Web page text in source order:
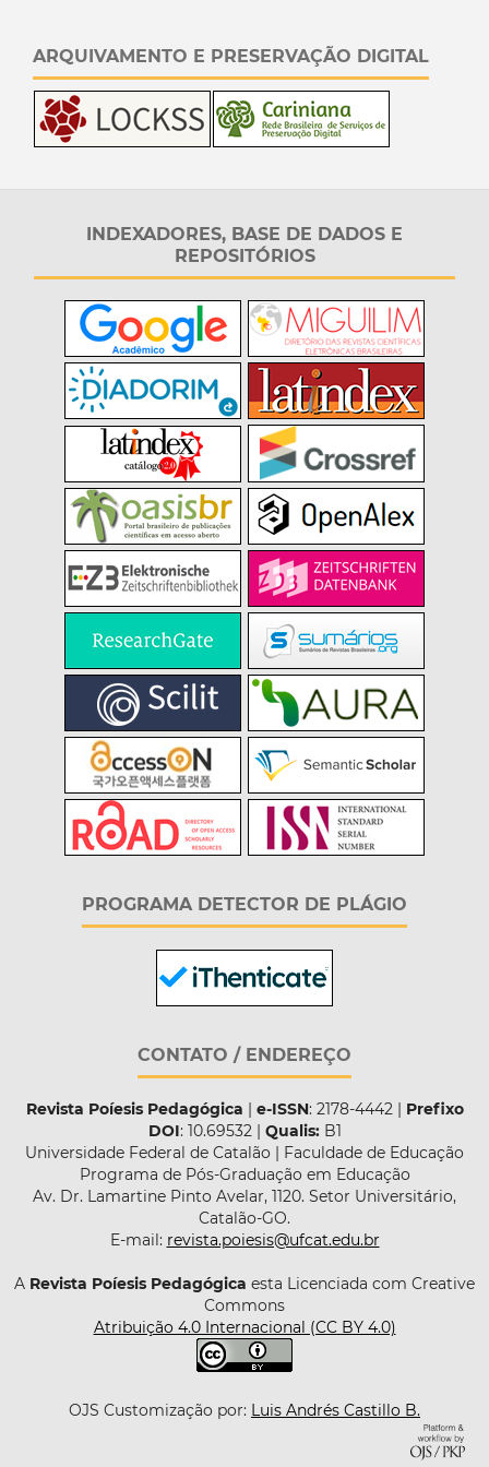
ARQUIVAMENTO E PRESERVAÇÃO DIGITAL
INDEXADORES, BASE DE DADOS E
REPOSITÓRIOS
PROGRAMA DETECTOR DE PLÁGIO
CONTATO / ENDEREÇO
Revista Poíesis Pedagógica | e-ISSN: 2178-4442 | Prefixo
DOI: 10.69532 | Qualis:B1
Universidade Federal de Catalão | Faculdade de Educação
Programa de Pós-Graduação em Educação
Av. Dr. Lamartine Pinto Avelar, 1120. Setor Universitário,
Catalão-GO.
E-mail: revista.poiesis@ufcat.edu.br
A Revista Poíesis Pedagógica esta Licenciada com Creative
Commons
Atribuição 4.0 Internacional (CC BY 4.0)
OJS Customização por: Luis Andrés Castillo B.